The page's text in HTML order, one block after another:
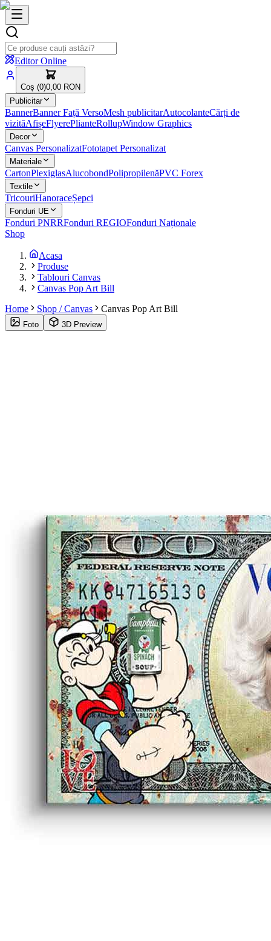
Editor Online
Coș (0)0,00 RON
Publicitar
BannerBanner Față VersoMesh publicitarAutocolanteCărți de
vizităAfișeFlyerePlianteRollupWindow Graphics
Decor
Canvas PersonalizatFototapet Personalizat
Materiale
CartonPlexiglasAlucobondPolipropilenăPVC Forex
Textile
TricouriHanoraceȘepci
Fonduri UE
Fonduri PNRRFonduri REGIOFonduri Naționale
Shop
Acasa
Produse
Tablouri Canvas
Canvas Pop Art Bill
Home
Shop / Canvas Canvas Pop Art Bill
Foto 3D Preview